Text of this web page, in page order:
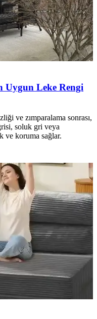
Uygun Leke Rengi
ve zımparalama sonrası,
soluk gri veya
ve koruma sağlar.